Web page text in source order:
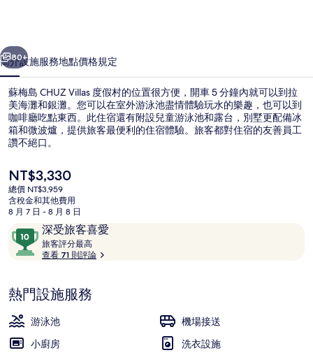
村
的
相
片
集
個 下一個
80+
簡介設施服務地點價格規定
蘇梅島 CHUZ Villas 度假村的位置很方便，開車 5 分鐘內就可以到拉
美海灘和銀灘。您可以在室外游泳池盡情體驗玩水的樂趣，也可以到
咖啡廳吃點東西。此住宿還有附設兒童游泳池和露台，別墅更配備冰
箱和微波爐，提供旅客最便利的住宿體驗。旅客都對住宿的友善員工
讚不絕口。
目
前
的
價
是
NT$3,330
NT$3,330
總價 NT$3,959
含稅金和其他費用
8 月 7 日 - 8 月 8 日
評
論
深受旅客喜愛
10
分，
滿
10，
深
受
旅
客
旅客評分最高
客
查看 71 則評論
熱門設施服務
游泳池
機場接送
小廚房
洗衣設施